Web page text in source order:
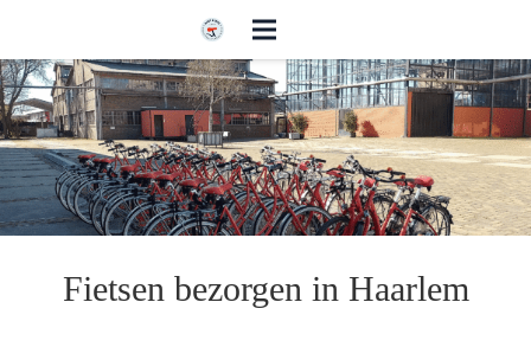
Fietsen bezorgen in Haarlem